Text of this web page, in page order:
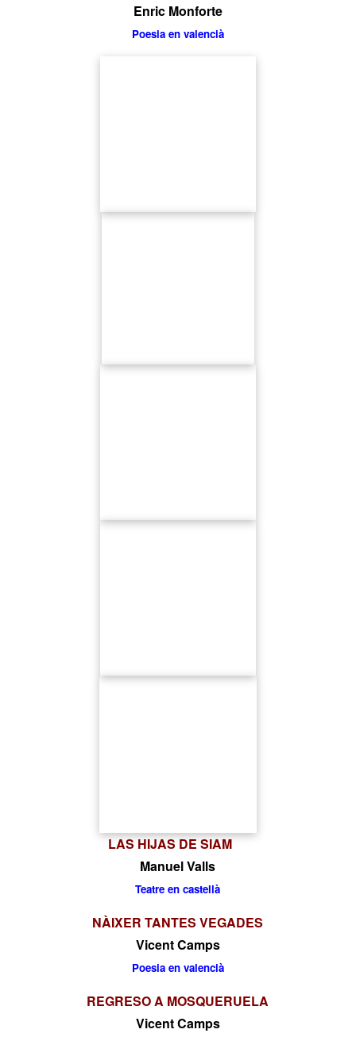
Enric Monforte
Poesia en valencià
REGRESO A MOSQUERUELA
Vicent Camps
NÀIXER TANTES VEGADES
Vicent Camps
Poesia en valencià
LAS HIJAS DE SIAM
Manuel Valls
Teatre en castellà